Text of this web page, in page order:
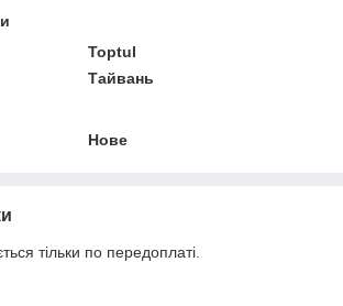
Toptul
Тайвань
Нове
тільки по передоплаті.